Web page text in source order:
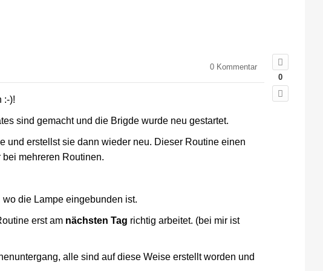
0
0 Kommentar
:-)!
sind gemacht und die Brigde wurde neu gestartet.
und erstellst sie dann wieder neu. Dieser Routine einen
mehreren Routinen.
die Lampe eingebunden ist.
erst am nächsten Tag richtig arbeitet. (bei mir ist
alle sind auf diese Weise erstellt worden und